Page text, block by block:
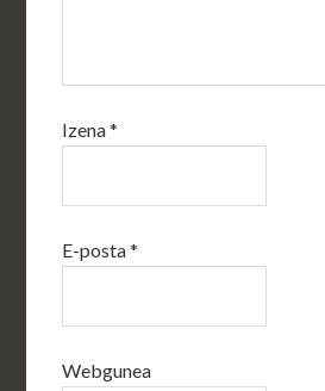
Izena*
E-posta*
Webgunea